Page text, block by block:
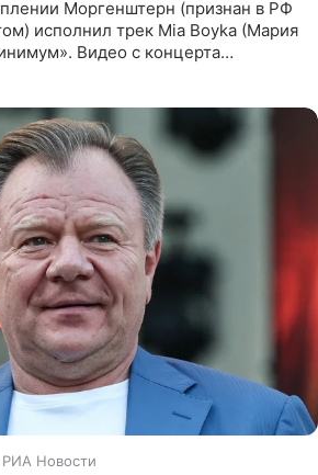
Моргенштерн (признан в РФ
исполнил трек Mia Boyka (Мария
Видео с концерта
Новости